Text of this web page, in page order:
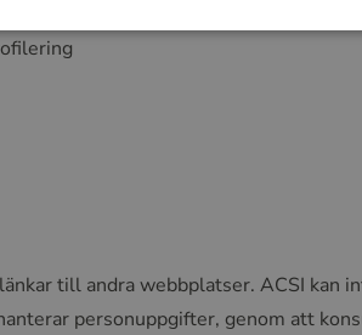
till andra webbplatser. ACSI
personuppgifter, genom att